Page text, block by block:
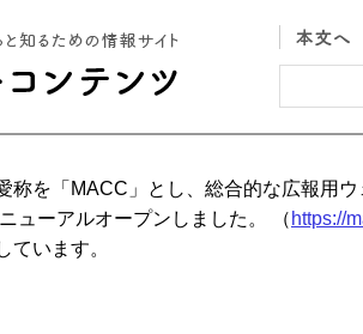
称を「MACC」とし、総合的な広報用
ューアルオープンしました。 （ https://
います。